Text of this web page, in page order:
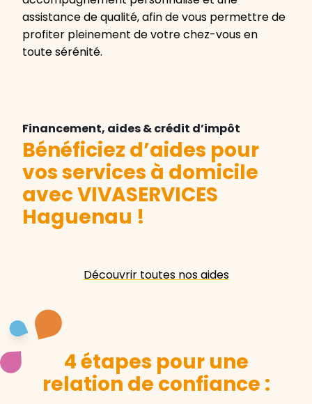
assistance de qualité, afin de vous permettre de
profiter pleinement de votre chez-vous en
toute sérénité.
Financement, aides & crédit d’impôt
Bénéficiez d’aides pour
vos services à domicile
avec VIVASERVICES
Haguenau !
Découvrir toutes nos aides
4 étapes pour une
relation de confiance :